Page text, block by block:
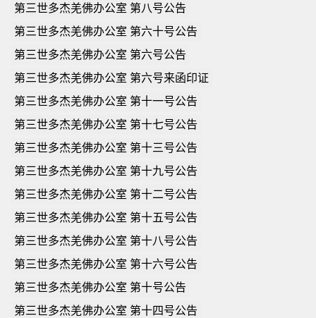
第三世多杰羌佛办公室 第八号公告
第三世多杰羌佛办公室 第六十号公告
第三世多杰羌佛办公室 第六号公告
第三世多杰羌佛办公室 第六号来函印证
第三世多杰羌佛办公室 第十一号公告
第三世多杰羌佛办公室 第十七号公告
第三世多杰羌佛办公室 第十三号公告
第三世多杰羌佛办公室 第十九号公告
第三世多杰羌佛办公室 第十二号公告
第三世多杰羌佛办公室 第十五号公告
第三世多杰羌佛办公室 第十八号公告
第三世多杰羌佛办公室 第十六号公告
第三世多杰羌佛办公室 第十号公告
第三世多杰羌佛办公室 第十四号公告